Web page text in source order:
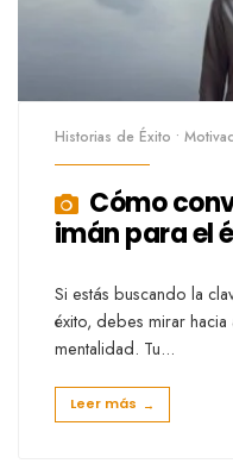
Historias de Éxito •
Cómo
imán para el
Si estás buscando la
éxito, debes mirar
mentalidad. Tu...
Leer más →